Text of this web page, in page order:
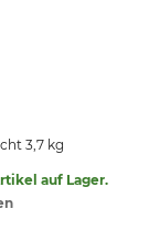
3,7 kg
auf Lager.